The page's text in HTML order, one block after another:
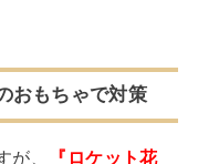
おもちゃで対策
が、
『ロケット花